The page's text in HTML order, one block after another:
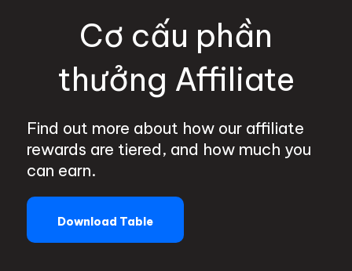
Cơ cấu phần
thưởng Affiliate
Find out more about how our affiliate
rewards are tiered, and how much you
can earn.
Download Table